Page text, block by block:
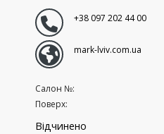
+38 097 202 44 00
mark-lviv.com.ua
Салон №:
Поверх:
Відчинено